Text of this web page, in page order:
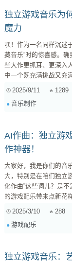
独立游戏音乐为
魔力
嘿！作为一名同样沉迷
藏音乐”时的惊喜感。
些大作更抓耳、更深入
中一个既充满挑战又充满创
充满魅力的地方。他们
发者“一肩挑”：自己就是作曲家 这种情况在独立游戏圈子
2025/9/11 1289
音乐制作
AI作曲：独立游
作神器！
大家好，我是你们的音乐区“老司机”阿乐
大，特别是在咱们独立
化作曲”这些词儿？是
的游戏配乐带来点新花
别急着把AI作曲想得太
来创作音乐。它可不是
2025/3/10 288
游戏配乐
独立游戏音乐：